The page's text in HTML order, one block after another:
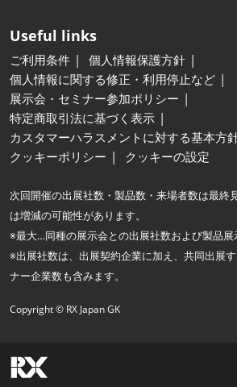
Useful links
ご利用条件
個人情報保護方針
個人情報に関する修正・利用停止など
展示会・セミナー参加ポリシー
特定商取引法に基づく表示
カスタマーハラスメントに対する基本方
クッキーポリシー
クッキーの設定
次回開催の出展社数・製品数・来場者数は最終
は増減の可能性があります。
※最大…同種の展示会との出展社数および製品展
※出展社数は、出展契約企業に加え、共同出展
ナー企業数も含みます。
Copyright © RX Japan GK